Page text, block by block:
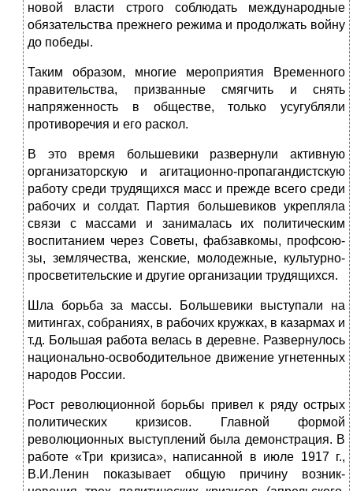
новой власти строго соблюдать международные
обязательства прежнего режима и продолжать войну
до победы.
Таким образом, многие мероприятия Временного
прави­тельства, призванные смягчить и снять
напряженность в обще­стве, только усугубляли
противоречия и его раскол.
В это время большевики развернули активную
организа­торскую и агитационно-пропагандистскую
работу среди трудя­щихся масс и прежде всего среди
рабочих и солдат. Партия большевиков укрепляла
связи с массами и занималась их поли­тическим
воспитанием через Советы, фабзавкомы, профсою­
зы, землячества, женские, молодежные, культурно-
просвети­тельские и другие организации трудящихся.
Шла борьба за массы. Большевики выступали на
митин­гах, собраниях, в рабочих кружках, в казармах и
т.д. Большая работа велась в деревне. Развернулось
национально-освободи­тельное движение угнетенных
народов России.
Рост революционной борьбы привел к ряду острых
поли­тических кризисов. Главной формой
революционных выступле­ний была демонстрация. В
работе «Три кризиса», написанной в июле 1917 г.,
В.И.Ленин показывает общую причину возник­